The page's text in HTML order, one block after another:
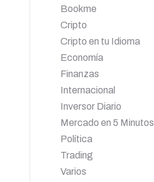
Bookme
Cripto
Cripto en tu Idioma
Economía
Finanzas
Internacional
Inversor Diario
Mercado en 5 Minutos
Política
Trading
Varios